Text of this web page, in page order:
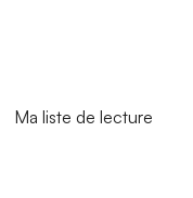
Ma liste de lecture